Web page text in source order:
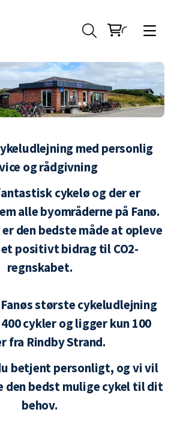
med personlig
og rådgivning
cykelø og der er
alle byområderne på Fanø.
den bedste måde at opleve
et positivt bidrag til CO2-
regnskabet.
Fanøs største cykeludlejning
cykler og ligger kun 100
fra Rindby Strand.
betjent personligt, og vi vil
den bedst mulige cykel til dit
behov.